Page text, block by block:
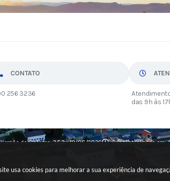
usa cookies para melhorar a sua experiência de
CONTATO
256 3236
das 9h às
Versão do Sistema:3.5.3 - 19/06/2026 Portal atualizado em: